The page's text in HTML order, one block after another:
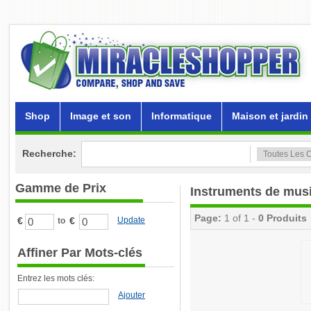
Shop Image et son Informatique Maison et jardin
Recherche:
Gamme de Prix
€ to € Update
Affiner Par Mots-clés
Entrez les mots clés:
Ajouter
Instruments de
Page: 1 of 1 - 0 Produits